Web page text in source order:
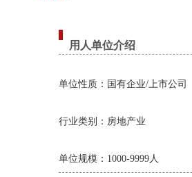
用人单位介绍
单位性质：国有企业/上市公司
行业类别：房地产业
单位规模：1000-9999人